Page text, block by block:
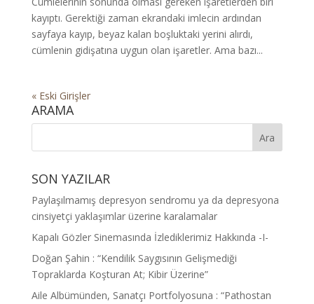
kayıptı. Gerektiği zaman ekrandaki imlecin ardından
sayfaya kayıp, beyaz kalan boşluktaki yerini alırdı,
cümlenin gidişatına uygun olan işaretler. Ama bazı...
« Eski Girişler
ARAMA
SON YAZILAR
Paylaşılmamış depresyon sendromu ya da depresyona
cinsiyetçi yaklaşımlar üzerine karalamalar
Kapalı Gözler Sinemasında İzlediklerimiz Hakkında -I-
Doğan Şahin : “Kendilik Saygısının Gelişmediği
Topraklarda Koşturan At; Kibir Üzerine”
Aile Albümünden, Sanatçı Portfolyosuna : “Pathostan